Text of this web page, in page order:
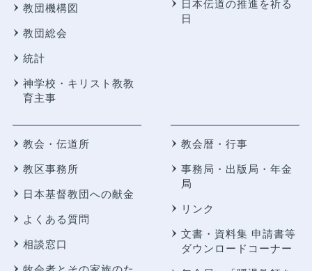
教団機構図
教団総会
統計
神学校・キリスト教教
育主事
日本伝道の推進を祈る
日
教会・伝道所
教区事務所
日本基督教団への献金
よくある質問
相談窓口
教会暦・行事
事務局・出版局・年金
局
リンク
文書・資料集 申請書等
ダウンロードコーナー